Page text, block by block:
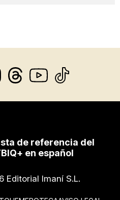
de referencia del
en español
Editorial Imaní S.L.